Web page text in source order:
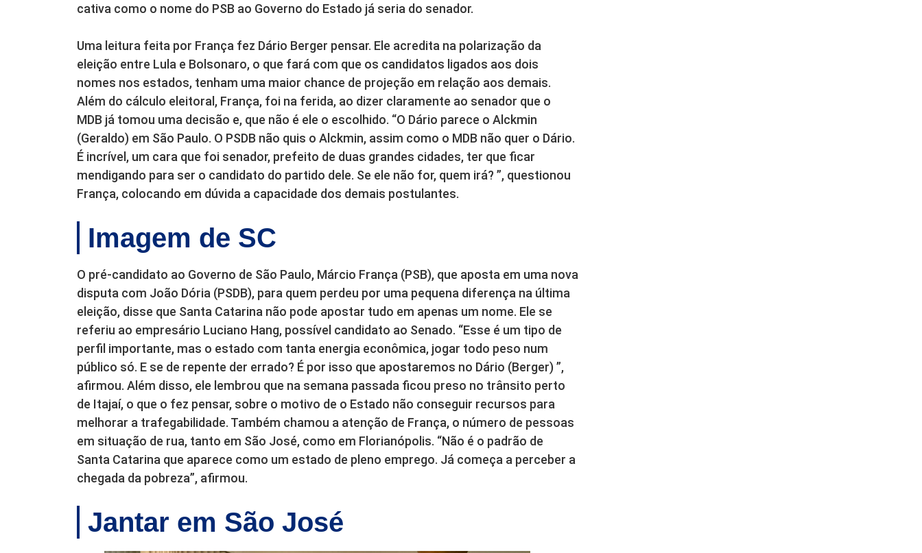
cativa como o nome do PSB ao Governo do Estado já seria do senador.
Uma leitura feita por França fez Dário Berger pensar. Ele acredita na polarização da
eleição entre Lula e Bolsonaro, o que fará com que os candidatos ligados aos dois
nomes nos estados, tenham uma maior chance de projeção em relação aos demais.
Além do cálculo eleitoral, França, foi na ferida, ao dizer claramente ao senador que o
MDB já tomou uma decisão e, que não é ele o escolhido. “O Dário parece o Alckmin
(Geraldo) em São Paulo. O PSDB não quis o Alckmin, assim como o MDB não quer o Dário.
É incrível, um cara que foi senador, prefeito de duas grandes cidades, ter que ficar
mendigando para ser o candidato do partido dele. Se ele não for, quem irá? ”, questionou
França, colocando em dúvida a capacidade dos demais postulantes.
Imagem de SC
O pré-candidato ao Governo de São Paulo, Márcio França (PSB), que aposta em uma nova
disputa com João Dória (PSDB), para quem perdeu por uma pequena diferença na última
eleição, disse que Santa Catarina não pode apostar tudo em apenas um nome. Ele se
referiu ao empresário Luciano Hang, possível candidato ao Senado. “Esse é um tipo de
perfil importante, mas o estado com tanta energia econômica, jogar todo peso num
público só. E se de repente der errado? É por isso que apostaremos no Dário (Berger) ”,
afirmou. Além disso, ele lembrou que na semana passada ficou preso no trânsito perto
de Itajaí, o que o fez pensar, sobre o motivo de o Estado não conseguir recursos para
melhorar a trafegabilidade. Também chamou a atenção de França, o número de pessoas
em situação de rua, tanto em São José, como em Florianópolis. “Não é o padrão de
Santa Catarina que aparece como um estado de pleno emprego. Já começa a perceber a
chegada da pobreza”, afirmou.
Jantar em São José